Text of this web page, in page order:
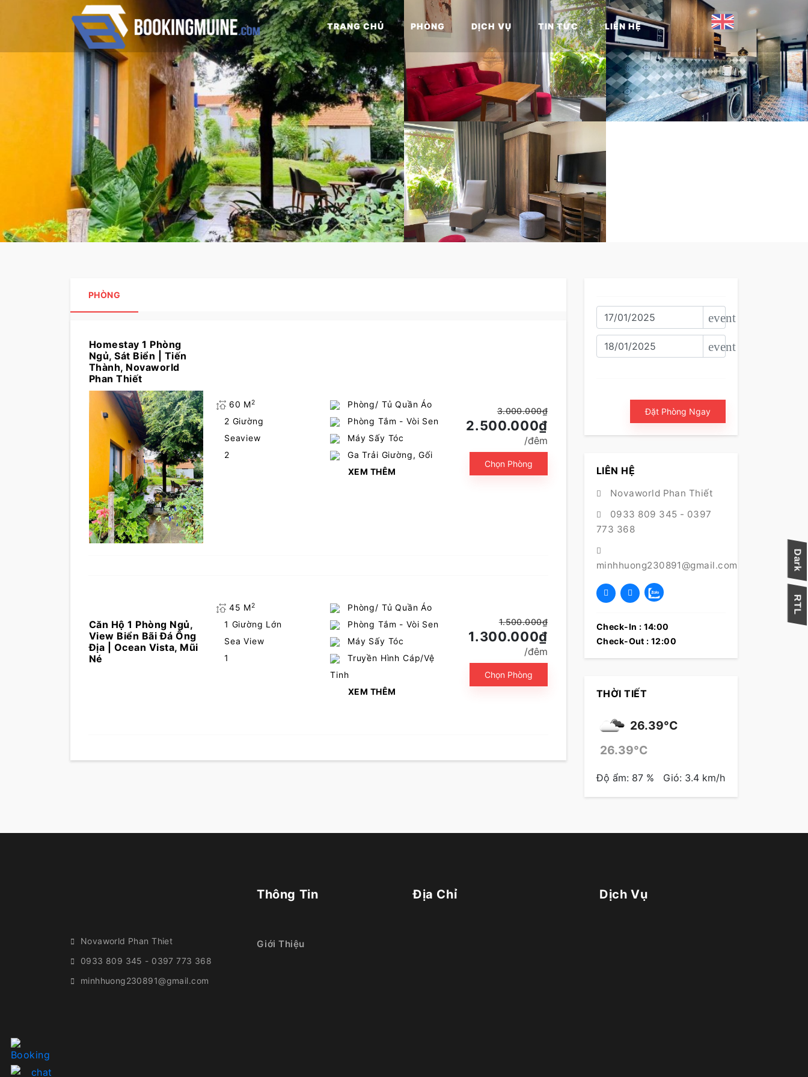
TRANG CHỦ PHÒNG DỊCH VỤ TIN TỨC LIÊN HỆ
PHÒNG
Homestay 1 Phòng
Ngủ, Sát Biển | Tiến
Thành, Novaworld
Phan Thiết
60 M2
2 Giường
Seaview
2
Phòng/ Tủ Quần Áo
Phòng Tắm - Vòi Sen
Máy Sấy Tóc
Ga Trải Giường, Gối
XEM THÊM
3.000.000₫
2.500.000₫
/đêm
Chọn Phòng
Căn Hộ 1 Phòng Ngủ,
View Biển Bãi Đá Ông
Địa | Ocean Vista, Mũi
Né
45 M2
1 Giường Lớn
Sea View
1
Phòng/ Tủ Quần Áo
Phòng Tắm - Vòi Sen
Máy Sấy Tóc
Truyền Hình Cáp/Vệ
Tinh
XEM THÊM
1.500.000₫
1.300.000₫
/đêm
Chọn Phòng
event
event
Đặt Phòng Ngay
LIÊN HỆ
Novaworld Phan Thiết
0933 809 345 - 0397
773 368
minhhuong230891@gmail.com
Check-In : 14:00
Check-Out : 12:00
THỜI TIẾT
26.39°C
26.39°C
Độ ẩm: 87 % Gió: 3.4 km/h
Novaworld Phan Thiet
0933 809 345 - 0397 773 368
minhhuong230891@gmail.com
Thông Tin
Giới Thiệu
Địa Chỉ Dịch Vụ